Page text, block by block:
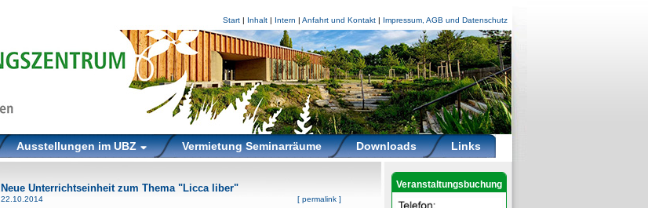
Start| Inhalt| Intern | Anfahrt und Kontakt| Impressum, AGB und Datenschutz
Ausstellungen im UBZ Vermietung Seminarräume Downloads Links
Neue Unterrichtseinheit zum Thema "Licca liber"
[ permalink]
22.10.2014
Veranstaltungsbuchung